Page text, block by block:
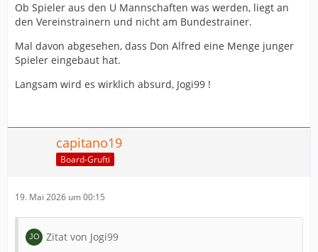
Ob Spieler aus den U Mannschaften was werden, liegt an
den Vereinstrainern und nicht am Bundestrainer.
Mal davon abgesehen, dass Don Alfred eine Menge junger
Spieler eingebaut hat.
Langsam wird es wirklich absurd, Jogi99 !
capitano19
Board-Grufti
19. Mai 2026 um 00:15
Zitat von Jogi99